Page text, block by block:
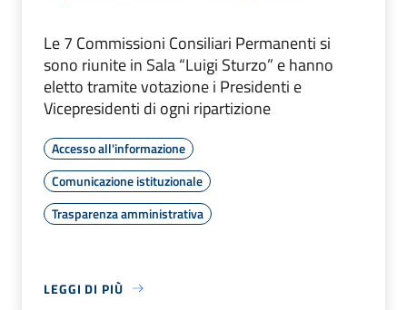
Le 7 Commissioni Consiliari Permanenti si
sono riunite in Sala “Luigi Sturzo” e hanno
eletto tramite votazione i Presidenti e
Vicepresidenti di ogni ripartizione
Accesso all'informazione
Comunicazione istituzionale
Trasparenza amministrativa
LEGGI DI PIÙ